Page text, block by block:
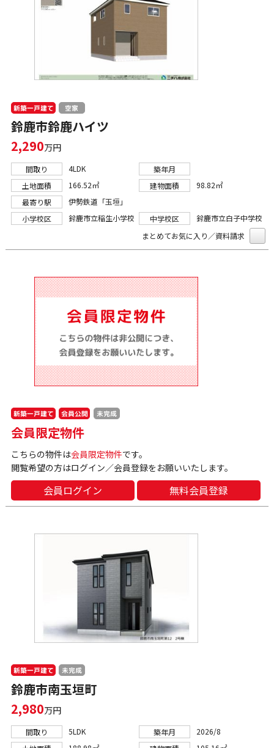
新築一戸建て 空家
鈴鹿市鈴鹿ハイツ
2,290万円
間取り 4LDK
築年月
土地面積
166.52㎡ 建物面積
98.82㎡
最寄り駅
伊勢鉄道「玉垣」
小学校区
鈴鹿市立稲生小学校 中学校区
鈴鹿市立白子中学校
まとめてお気に入り／資料請求
新築一戸建て 会員公開 未完成
会員限定物件
こちらの物件は会員限定物件です。
閲覧希望の方はログイン／会員登録をお願いいたします。
会員ログイン 無料会員登録
新築一戸建て 未完成
鈴鹿市南玉垣町
2,980万円
間取り 5LDK 築年月
2026/8